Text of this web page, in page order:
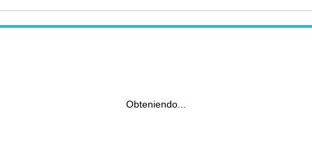
Obteniendo...